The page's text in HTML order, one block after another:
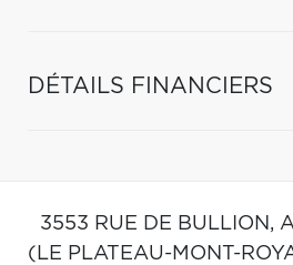
DÉTAILS FINANCIERS
3553 RUE DE BULLION,
(LE PLATEAU-MONT-